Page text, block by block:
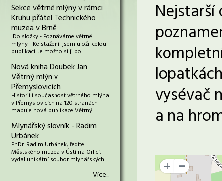
Sekce větrné mlýny v rámci
Kruhu přátel Technického
muzea v Brně
Do složky - Poznáváme větrné
mlýny - Ke stažení jsem uložil celou
publikaci. Je možno si ji po…
Nová kniha Doubek Jan
Větrný mlýn v
Přemyslovicích
Historii i současnost větrného mlýna
v Přemyslovicích na 120 stranách
mapuje nová publikace Větrný…
Mlynářský slovník - Radim
Urbánek
PhDr. Radim Urbánek, ředitel
Městského muzea v Ústí na Orlicí,
vydal unikátní soubor mlynářských…
Více...
vysévač
a na
+